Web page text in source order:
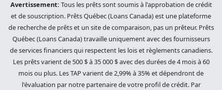
Avertissement: Tous les prêts sont soumis à l'approbation de crédit
et de souscription. Prêts Québec (Loans Canada) est une plateforme
de recherche de prêts et un site de comparaison, pas un prêteur. Prêts
Québec (Loans Canada) travaille uniquement avec des fournisseurs
de services financiers qui respectent les lois et règlements canadiens.
Les prêts varient de 500 $ à 35 000 $ avec des durées de 4 mois à 60
mois ou plus. Les TAP varient de 2,99% à 35% et dépendront de
l'évaluation par notre partenaire de votre profil de crédit. Par